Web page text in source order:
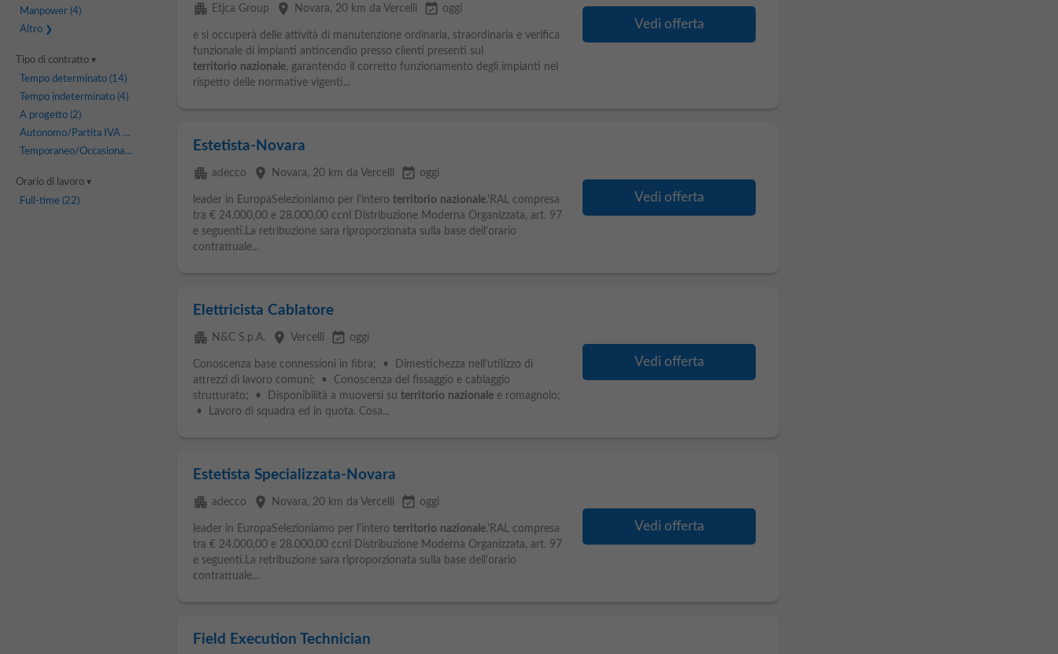
Manpower(4)
Altro
Tipo di contratto
Tempo determinato(14)
Tempo indeterminato(4)
A progetto(2)
Autonomo/Partita IVA(1)
Temporaneo/Occasionale
Orario di lavoro
Full-time(22)
apartment Etjca Group place Novara, 20 km da Vercelli event_available oggi
e si occuperà delle attività di manutenzione ordinaria, straordinaria e verifica
funzionale di impianti antincendio presso clienti presenti sul
territorio nazionale, garantendo il corretto funzionamento degli impianti nel
rispetto delle normative vigenti...
Vedi offerta
Estetista-Novara
apartment adecco place Novara, 20 km da Vercelli event_available oggi
leader in EuropaSelezioniamo per l'intero territorio nazionale.'RAL compresa
tra € 24.000,00 e 28.000,00 ccnl Distribuzione Moderna Organizzata, art. 97
e seguenti.La retribuzione sara riproporzionata sulla base dell'orario
contrattuale...
Vedi offerta
Elettricista Cablatore
apartment N&C S.p.A. place Vercelli event_available oggi
Conoscenza base connessioni in fibra; • Dimestichezza nell'utilizzo di
attrezzi di lavoro comuni; • Conoscenza del fissaggio e cablaggio
strutturato; • Disponibilità a muoversi su territorio nazionalee romagnolo;
• Lavoro di squadra ed in quota. Cosa...
Vedi offerta
Estetista Specializzata-Novara
apartment adecco place Novara, 20 km da Vercelli event_available oggi
leader in EuropaSelezioniamo per l'intero territorio nazionale.'RAL compresa
tra € 24.000,00 e 28.000,00 ccnl Distribuzione Moderna Organizzata, art. 97
e seguenti.La retribuzione sara riproporzionata sulla base dell'orario
contrattuale...
Vedi offerta
Field Execution Technician